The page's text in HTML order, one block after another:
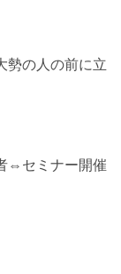
勢の人の前に立
⇔セミナー開催